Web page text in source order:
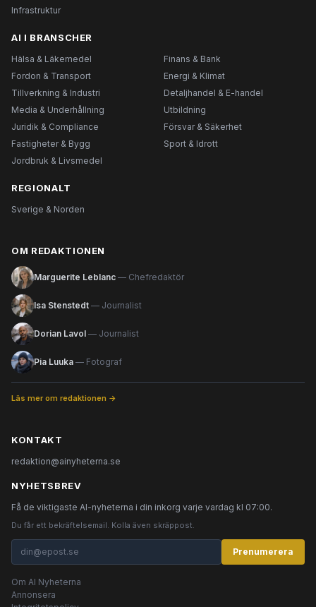
Infrastruktur
AI I BRANSCHER
Hälsa & Läkemedel
Finans & Bank
Fordon & Transport
Energi & Klimat
Tillverkning & Industri
Detaljhandel & E-handel
Media & Underhållning
Utbildning
Juridik & Compliance
Försvar & Säkerhet
Fastigheter & Bygg
Sport & Idrott
Jordbruk & Livsmedel
REGIONALT
Sverige & Norden
OM REDAKTIONEN
Marguerite Leblanc — Chefredaktör
Isa Stenstedt — Journalist
Dorian Lavol — Journalist
Pia Luuka — Fotograf
Läs mer om redaktionen →
KONTAKT
redaktion@ainyheterna.se
NYHETSBREV
Få de viktigaste AI-nyheterna i din inkorg varje vardag kl 07:00.
Du får ett bekräftelsemail. Kolla även skräppost.
Prenumerera
Om AI Nyheterna
Annonsera